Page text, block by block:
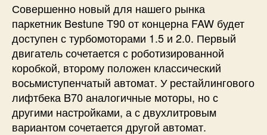
Совершенно новый для нашего рынка
паркетник Bestune T90 от концерна FAW будет
доступен с турбомоторами 1.5 и 2.0. Первый
двигатель сочетается с роботизированной
коробкой, второму положен классический
восьмиступенчатый автомат. У рестайлингового
лифтбека B70 аналогичные моторы, но с
другими настройками, а с двухлитровым
вариантом сочетается другой автомат.